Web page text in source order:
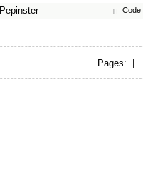
Pepinster [ ] Code
Pages: |